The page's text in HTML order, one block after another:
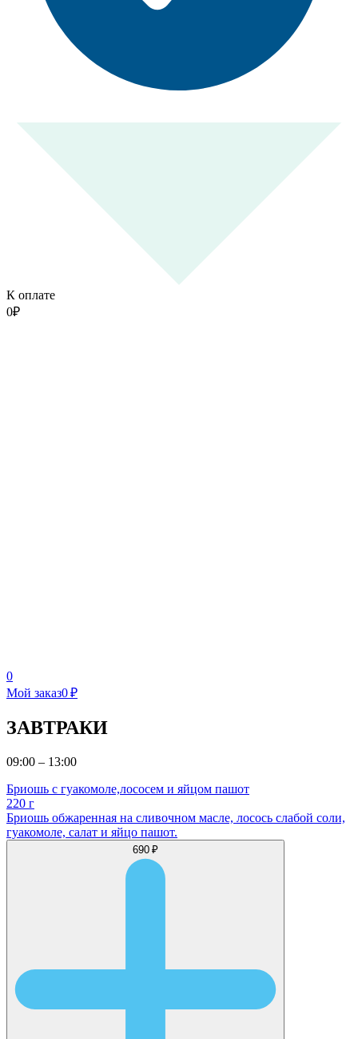
К оплате
0₽
0
Мой заказ0 ₽
ЗАВТРАКИ
09:00 – 13:00
Бриошь с гуакомоле,лососем и яйцом пашот
220 г
Бриошь обжаренная на сливочном масле, лосось слабой соли,
гуакомоле, салат и яйцо пашот.
690 ₽